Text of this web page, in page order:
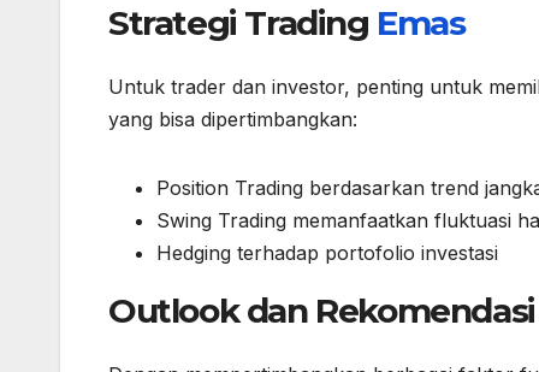
Strategi Trading Emas
Untuk trader dan investor, penting untuk
yang bisa dipertimbangkan:
Position Trading berdasarkan trend
Swing Trading memanfaatkan fluktuasi
Hedging terhadap portofolio investasi
Outlook dan Rekomendasi